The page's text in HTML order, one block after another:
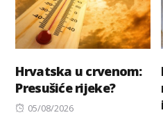
Hrvatska u crvenom:
Presušiće rijeke?
Posted
05/08/2026